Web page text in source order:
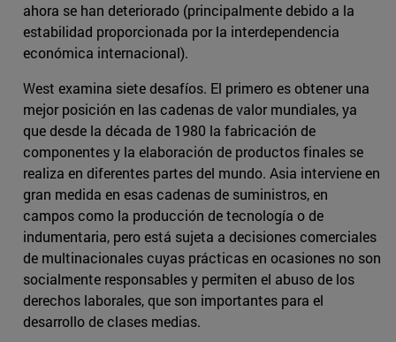
ahora se han deteriorado (principalmente debido a la
estabilidad proporcionada por la interdependencia
económica internacional).
West examina siete desafíos. El primero es obtener una
mejor posición en las cadenas de valor mundiales, ya
que desde la década de 1980 la fabricación de
componentes y la elaboración de productos finales se
realiza en diferentes partes del mundo. Asia interviene en
gran medida en esas cadenas de suministros, en
campos como la producción de tecnología o de
indumentaria, pero está sujeta a decisiones comerciales
de multinacionales cuyas prácticas en ocasiones no son
socialmente responsables y permiten el abuso de los
derechos laborales, que son importantes para el
desarrollo de clases medias.